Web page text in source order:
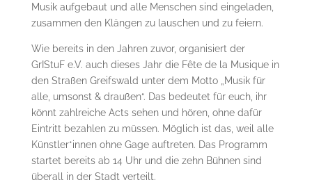
Musik aufgebaut und alle Menschen sind eingeladen,
zusammen den Klängen zu lauschen und zu feiern.
Wie bereits in den Jahren zuvor, organisiert der
GrIStuF e.V. auch dieses Jahr die Fête de la Musique in
den Straßen Greifswald unter dem Motto „Musik für
alle, umsonst & draußen“. Das bedeutet für euch, ihr
könnt zahlreiche Acts sehen und hören, ohne dafür
Eintritt bezahlen zu müssen. Möglich ist das, weil alle
Künstler*innen ohne Gage auftreten. Das Programm
startet bereits ab 14 Uhr und die zehn Bühnen sind
überall in der Stadt verteilt.